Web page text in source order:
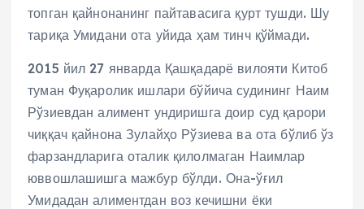
топган қайнонанинг пайтавасига қурт тушди. Шу
тариқа Умидани ота уйида ҳам тинч қўймади.
2015 йил 27 январда Қашқадарё вилояти Китоб
туман Фуқаролик ишлари бўйича судининг Наим
Рўзиевдан алимент ундиришга доир суд қарори
чиққач қайнона Зулайҳо Рўзиева ва ота бўлиб ўз
фарзандларига оталик қилолмаган Наимлар
юввошлашишга мажбур бўлди. Она-ўғил
Умидадан алиментдан воз кечишни ёки